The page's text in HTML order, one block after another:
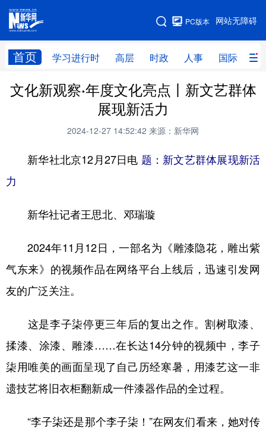
网站无障碍
PC版本
首页 学习进行时 高层 时政 人事 国际 财
网站地图
学习进行时 高层 时政 人事
财经 网评
科技 科创 量子 体育
访谈 视频
食品 人居 信息化 数字经济
学术中国
彩票 时尚 悦读
公益 一带一路 亚太网 上市公司
文化产业
文化新观察·年度文化亮点丨新文艺群体
展现新活力
2024-12-27 14:52:42 来源：新华网
新华社北京12月27日电 题：新文艺群体展现新活
力
新华社记者王思北、邓瑞璇
2024年11月12日，一部名为《雕漆隐花，雕出紫
气东来》的视频作品在网络平台上线后，迅速引发网
友的广泛关注。
这是李子柒停更三年后的复出之作。割树取漆、
揉漆、涂漆、雕漆……在长达14分钟的视频中，李子
柒用唯美的画面呈现了自己历经寒暑，用漆艺这一非
遗技艺将旧衣柜翻新成一件漆器作品的全过程。
“李子柒还是那个李子柒！”在网友们看来，她对传